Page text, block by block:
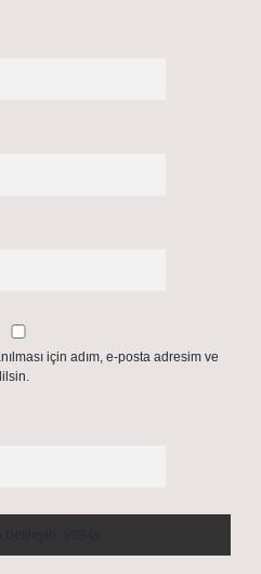
için adım, e-posta adresim ve